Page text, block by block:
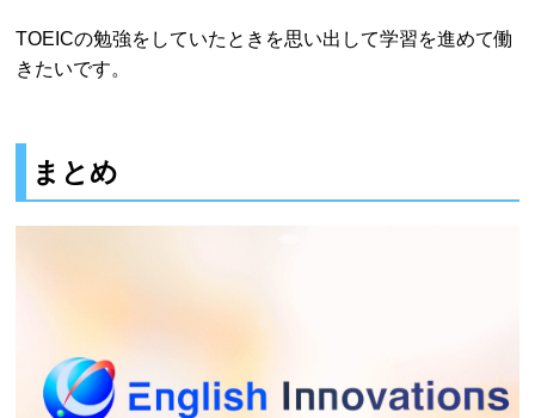
TOEICの勉強をしていたときを思い出して学習を進めて働
きたいです。
まとめ